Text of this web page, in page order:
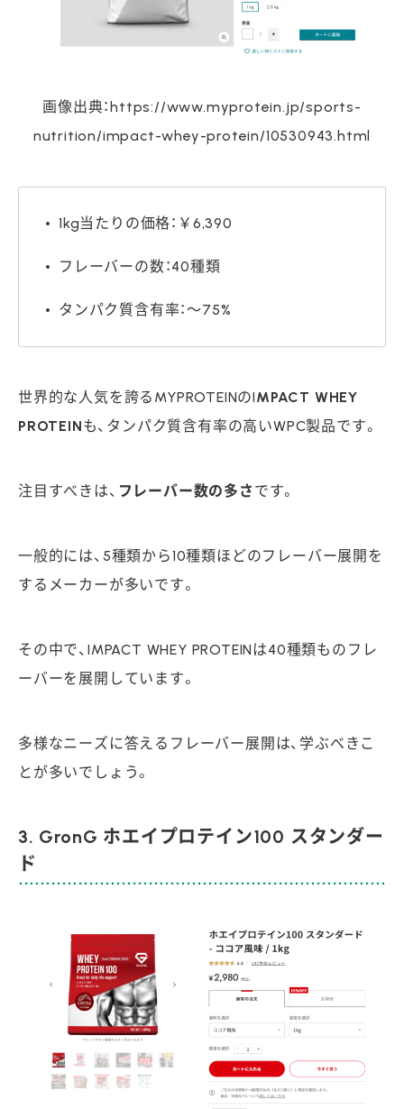
画像出典：https://www.myprotein.jp/sports-
nutrition/impact-whey-protein/10530943.html
1kg当たりの価格：￥6,390
フレーバーの数：40種類
タンパク質含有率：～75%
世界的な人気を誇るMYPROTEINのIMPACT WHEY
PROTEINも、タンパク質含有率の高いWPC製品です。
注目すべきは、 フレーバー数の多さ です。
一般的には、5種類から10種類ほどのフレーバー展開を
するメーカーが多いです。
その中で、IMPACT WHEY PROTEINは40種類ものフレ
ーバーを展開しています。
多様なニーズに答えるフレーバー展開は、学ぶべきこ
とが多いでしょう。
3. GronG ホエイプロテイン100 スタンダー
ド